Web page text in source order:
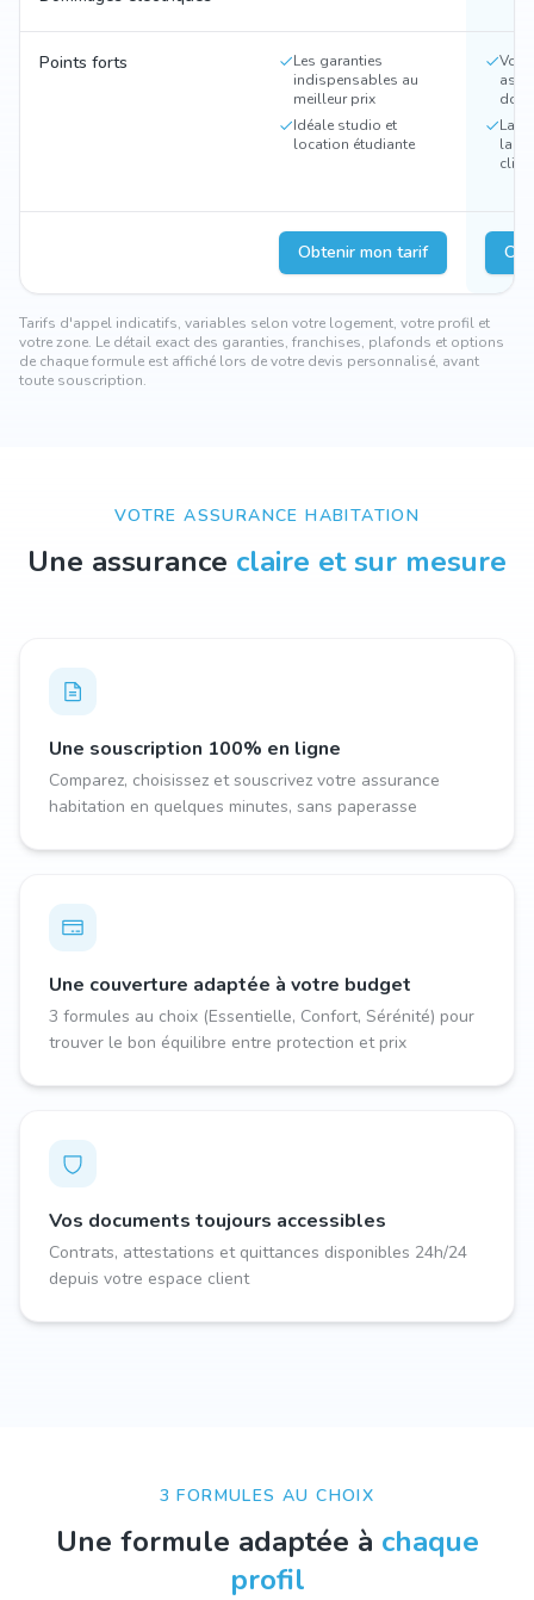
Points forts
Les garanties
indispensables au
meilleur prix
Idéale studio et
location étudiante
Vol,
La
la
Obtenir mon tarif
Tarifs d'appel indicatifs, variables selon votre logement, votre profil et
votre zone. Le détail exact des garanties, franchises, plafonds et options
de chaque formule est affiché lors de votre devis personnalisé, avant
toute souscription.
VOTRE ASSURANCE HABITATION
Une assurance claire et sur mesure
Une souscription 100% en ligne
Comparez, choisissez et souscrivez votre assurance
habitation en quelques minutes, sans paperasse
Une couverture adaptée à votre budget
3 formules au choix (Essentielle, Confort, Sérénité) pour
trouver le bon équilibre entre protection et prix
Vos documents toujours accessibles
Contrats, attestations et quittances disponibles 24h/24
depuis votre espace client
3 FORMULES AU CHOIX
Une formule adaptée à chaque
profil